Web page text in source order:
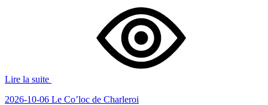
Lire la suite
2026-10-06 Le Co’loc de Charleroi